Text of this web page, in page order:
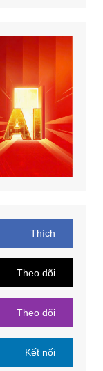
Thích
Theo dõi
Theo dõi
Kết nối